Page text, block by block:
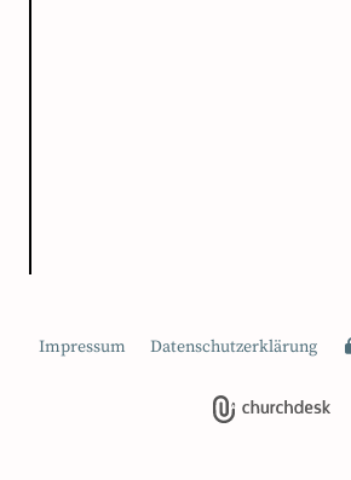
Impressum Datenschutzerklärung